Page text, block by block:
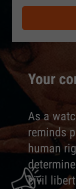
Your
As a
reminds
human
civil